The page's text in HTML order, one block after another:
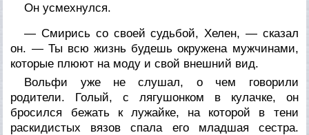
Он усмехнулся.
— Смирись со своей судьбой, Хелен, — сказал
он. — Ты всю жизнь будешь окружена мужчинами,
которые плюют на моду и свой внешний вид.
Вольфи уже не слушал, о чем говорили
родители. Голый, с лягушонком в кулачке, он
бросился бежать к лужайке, на которой в тени
раскидистых вязов спала его младшая сестра.